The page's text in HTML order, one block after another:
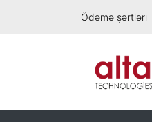
Ödəmə şərtləri